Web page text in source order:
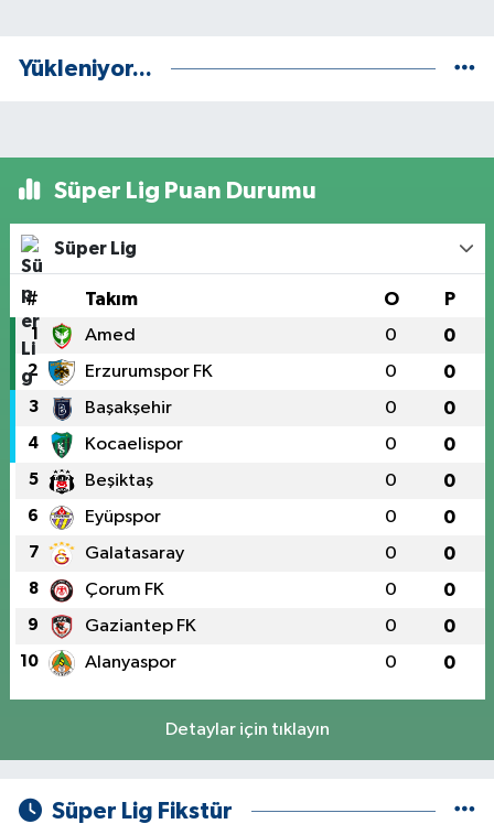
Yükleniyor...
Süper Lig Puan Durumu
Süper Lig
# Takım O P
1 Amed 0 0
2 Erzurumspor FK 0 0
3 Başakşehir 0 0
4 Kocaelispor 0 0
5 Beşiktaş 0 0
6 Eyüpspor 0 0
7 Galatasaray 0 0
8 Çorum FK 0 0
9 Gaziantep FK 0 0
10 Alanyaspor 0 0
Detaylar için tıklayın
Süper Lig Fikstür